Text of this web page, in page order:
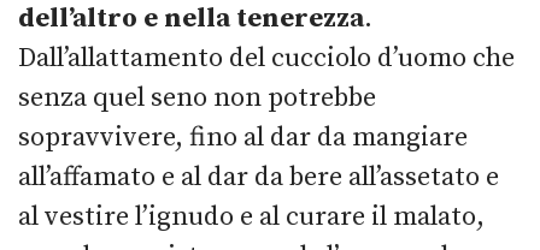
dell’altro e nella tenerezza.
Dall’allattamento del cucciolo d’uomo che
senza quel seno non potrebbe
sopravvivere, fino al dar da mangiare
all’affamato e al dar da bere all’assetato e
al vestire l’ignudo e al curare il malato,